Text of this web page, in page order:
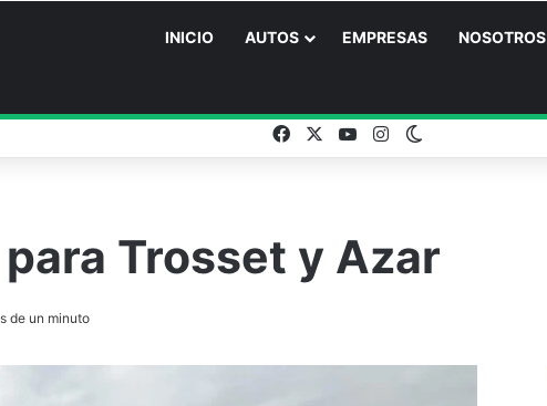
INICIO AUTOS EMPRESAS NOSOTROS
FacebookYouTubeInstagramSwitch skin
Trosset y Azar
de un minuto